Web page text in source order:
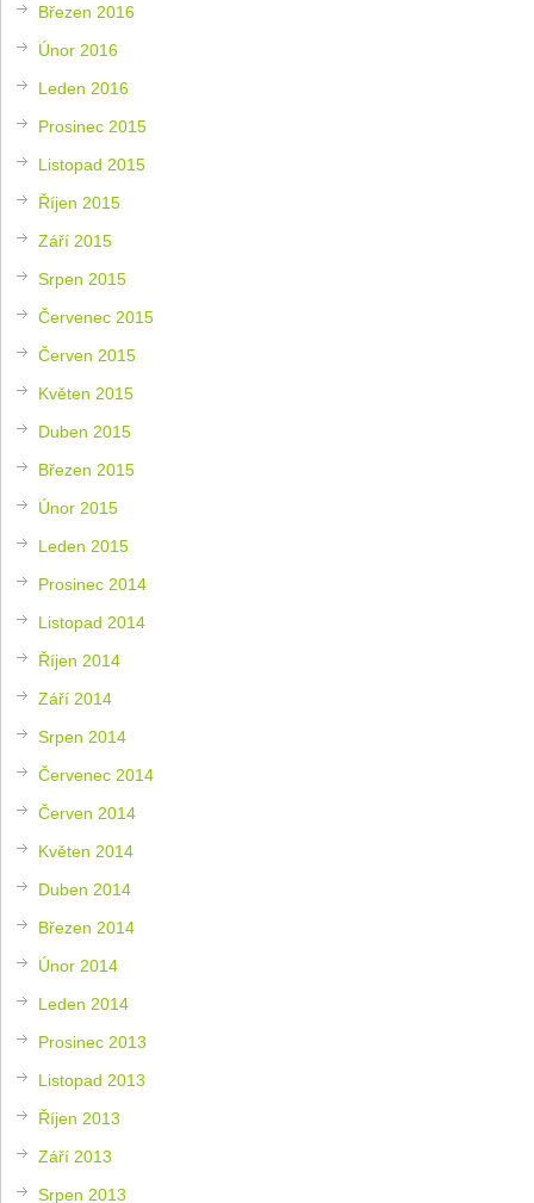
Březen 2016
Únor 2016
Leden 2016
Prosinec 2015
Listopad 2015
Říjen 2015
Září 2015
Srpen 2015
Červenec 2015
Červen 2015
Květen 2015
Duben 2015
Březen 2015
Únor 2015
Leden 2015
Prosinec 2014
Listopad 2014
Říjen 2014
Září 2014
Srpen 2014
Červenec 2014
Červen 2014
Květen 2014
Duben 2014
Březen 2014
Únor 2014
Leden 2014
Prosinec 2013
Listopad 2013
Říjen 2013
Září 2013
Srpen 2013